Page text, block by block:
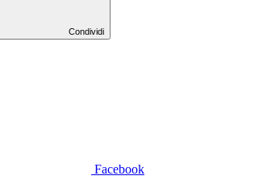
Condividi
Facebook